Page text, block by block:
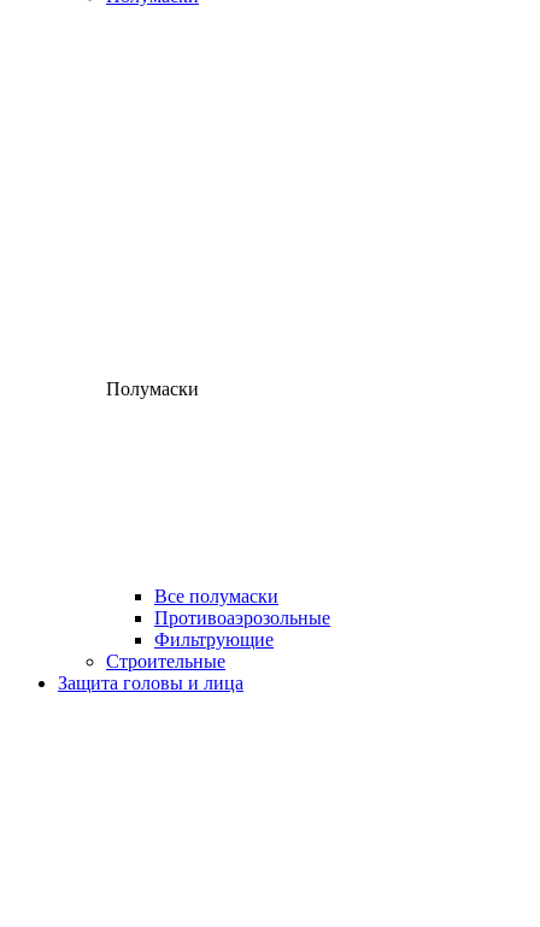
Полумаски
Все полумаски
Противоаэрозольные
Фильтрующие
Строительные
Защита головы и лица